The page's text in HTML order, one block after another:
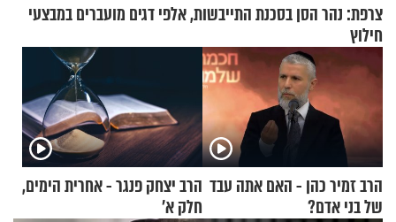
צרפת: נהר הסן בסכנת התייבשות, אלפי דגים מועברים במבצעי
חילוץ
הרב זמיר כהן - האם אתה עבד
של בני אדם?
הרב יצחק פנגר - אחרית הימים,
חלק א’